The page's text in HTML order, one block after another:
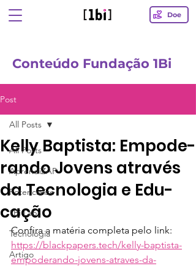
Doe
Conteúdo Fundação 1Bi
Post
All Posts
AprendiZAP
Potencialize
1Bi Labs
Tecnologia
Artigo
All Posts
Kelly Bap­tista: Em­po­de­
rando Jo­vens através
da Tec­no­logia e Edu­
cação
Confira a matéria completa pelo link:
https://blackpapers.tech/kelly-baptista-
empoderando-jovens-atraves-da-